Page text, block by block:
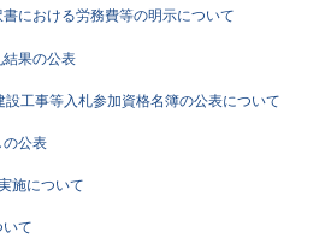
書における労務費等の明示について
果の公表
設工事等入札参加資格名簿の公表について
の公表
施について
て